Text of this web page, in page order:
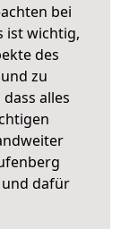
bei
ist wichtig,
des
und zu
alles
dafür